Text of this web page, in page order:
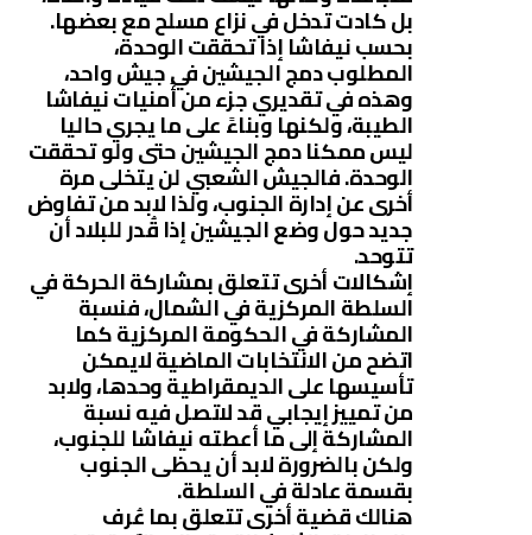
بل كادت تدخل في نزاع مسلح مع بعضها.
بحسب نيفاشا إذا تحققت الوحدة،
المطلوب دمج الجيشين في جيش واحد،
وهذه في تقديري جزء من أُمنيات نيفاشا
الطيبة، ولكنها وبناءً على ما يجري حاليا
ليس ممكنا دمج الجيشين حتى ولو تحققت
الوحدة. فالجيش الشعبي لن يتخلى مرة
أخرى عن إدارة الجنوب، ولذا لابد من تفاوض
جديد حول وضع الجيشين إذا قُدر للبلاد أن
تتوحد.
إشكالات أخرى تتعلق بمشاركة الحركة في
السلطة المركزية في الشمال، فنسبة
المشاركة في الحكومة المركزية كما
اتضح من الانتخابات الماضية لايمكن
تأسيسها على الديمقراطية وحدها، ولابد
من تمييز إيجابي قد لاتصل فيه نسبة
المشاركة إلى ما أعطته نيفاشا للجنوب،
ولكن بالضرورة لابد أن يحظى الجنوب
بقسمة عادلة في السلطة.
هنالك قضية أخرى تتعلق بما عُرف